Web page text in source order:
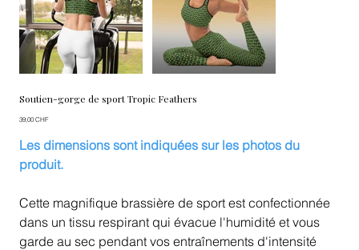
Soutien-gorge de sport Tropic Feathers
Prix
39,00 CHF
Les dimensions sont indiquées sur les photos du
produit.
Cette magnifique brassière de sport est confectionnée
dans un tissu respirant qui évacue l'humidité et vous
garde au sec pendant vos entraînements d'intensité